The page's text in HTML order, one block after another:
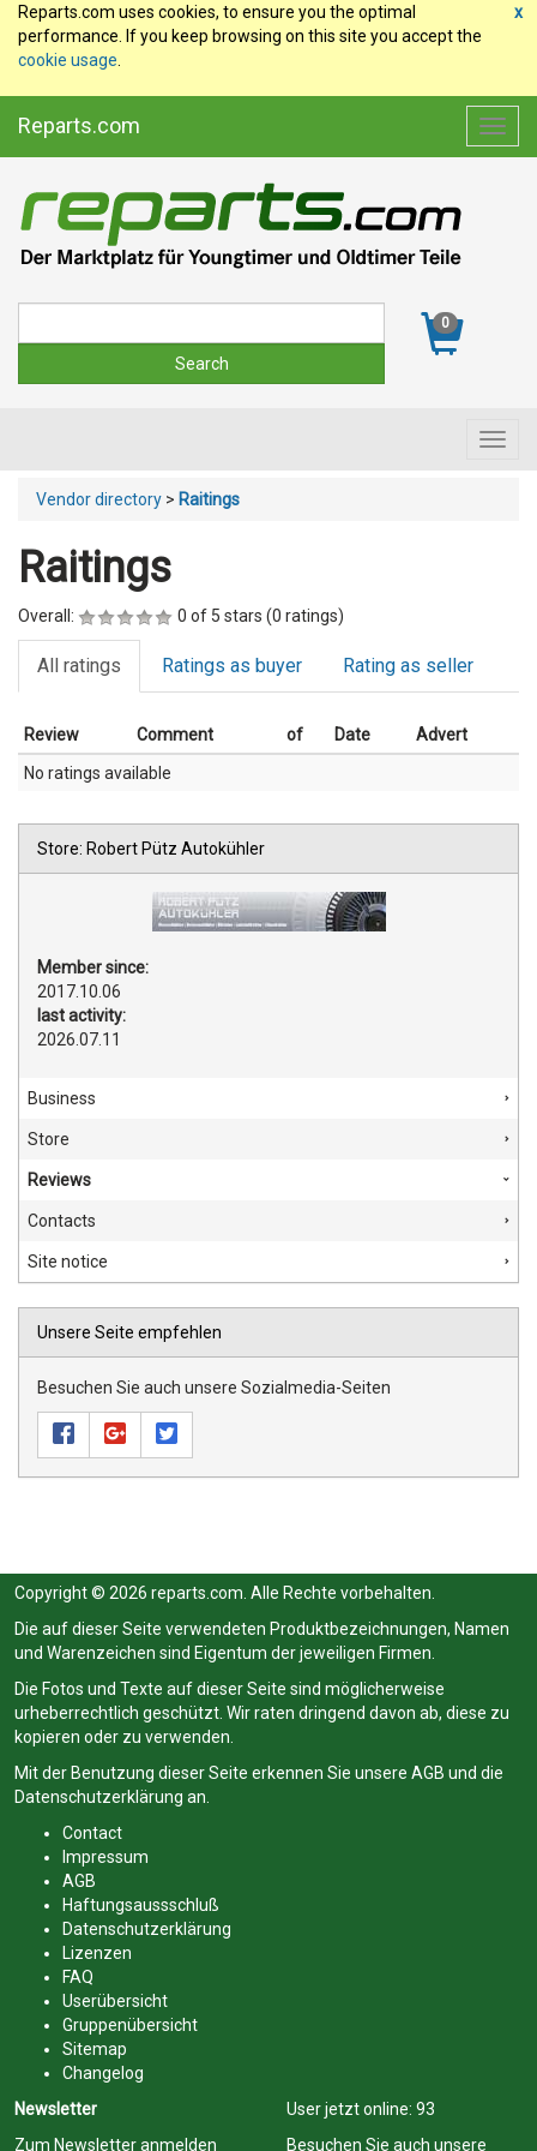
x
Reparts.com uses cookies, to ensure you the optimal
performance. If you keep browsing on this site you accept the
cookie usage
Reparts.com
0
Vendor directory > Raitings
Raitings
Overall: 0 of 5 stars (0 ratings)
All ratings Ratings as buyer Rating as seller
Review Comment of Date
Advert
No ratings available
Store: Robert Pütz Autokühler
Member since:
2017.10.06
last activity:
2026.07.11
Business
Store
Reviews
Contacts
Site notice
Unsere Seite empfehlen
Besuchen Sie auch unsere Sozialmedia-Seiten
Copyright © 2026 reparts.com. Alle Rechte vorbehalten.
Die auf dieser Seite verwendeten Produktbezeichnungen, Namen
und Warenzeichen sind Eigentum der jeweiligen Firmen.
Die Fotos und Texte auf dieser Seite sind möglicherweise
urheberrechtlich geschützt. Wir raten dringend davon ab, diese zu
kopieren oder zu verwenden.
Mit der Benutzung dieser Seite erkennen Sie unsere AGB und die
Datenschutzerklärung an.
Contact
Impressum
AGB
Haftungsaussschluß
Datenschutzerklärung
Lizenzen
FAQ
Userübersicht
Gruppenübersicht
Sitemap
Changelog
Newsletter
Zum Newsletter anmelden
User jetzt online: 93
Besuchen Sie auch unsere